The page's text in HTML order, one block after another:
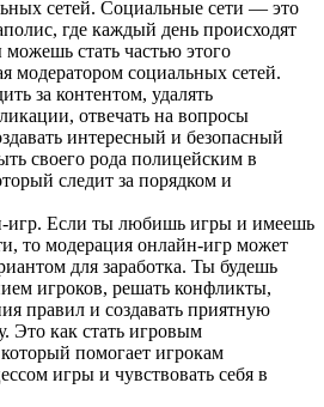
сетей. Социальные сети — это
где каждый день происходят
стать частью этого
модератором социальных сетей.
за контентом, удалять
отвечать на вопросы
интересный и безопасный
своего рода полицейским в
следит за порядком и
игр. Если ты любишь игры и имеешь
то модерация онлайн-игр может
для заработка. Ты будешь
игроков, решать конфликты,
правил и создавать приятную
Это как стать игровым
помогает игрокам
игры и чувствовать себя в